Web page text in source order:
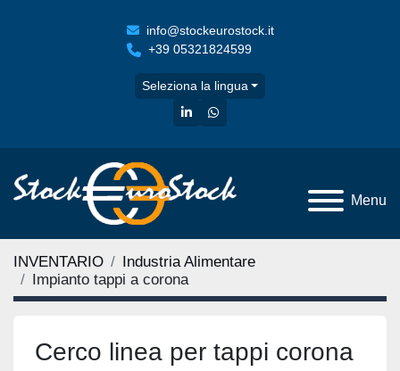
info@stockeurostock.it
+39 05321824599
Seleziona la lingua
linkedinwhatsapp
Menu
INVENTARIO
Industria Alimentare
Impianto tappi a corona
Cerco linea per tappi corona